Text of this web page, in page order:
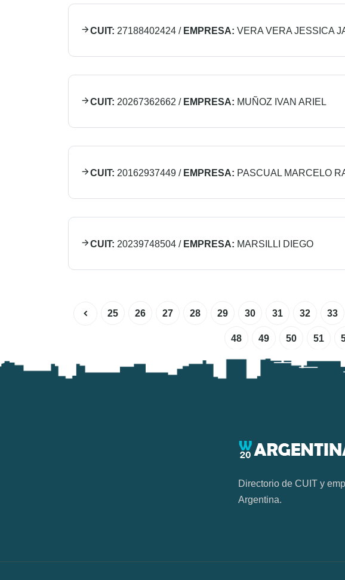
CUIT: 27188402424 / EMPRESA: VERA VERA JESSICA
CUIT: 20267362662 / EMPRESA: MUÑOZ IVAN ARIEL
CUIT: 20162937449 / EMPRESA: PASCUAL MARCELO
CUIT: 20239748504 / EMPRESA: MARSILLI DIEGO
25 26 27 28 29 30 31 32 33
48 49 50 51
Directorio de CUIT y
Argentina.